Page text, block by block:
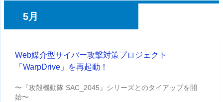
5月
Web媒介型サイバー攻撃対策プロジェクト
「WarpDrive」を再起動！
〜『攻殻機動隊 SAC_2045』シリーズとのタイアップを開
始〜